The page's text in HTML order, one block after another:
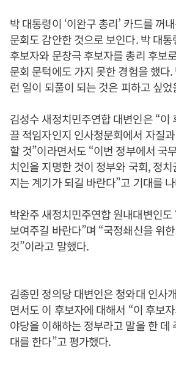
박 대통령이 ‘이완구 총리’ 카드를 꺼
문회도 감안한 것으로 보인다. 박 대
후보자와 문창극 후보자를 총리 후보
문회 문턱에도 가지 못한 경험을 했다
런 일이 되풀이 되는 것은 피하고 싶
김성수 새정치민주연합 대변인은 “이
끌 적임자인지 인사청문회에서 자질
할 것”이라면서도 “이번 정부에서 국
치인을 지명한 것이 정부와 국회, 정
지는 계기가 되길 바란다”고 기대를
박완주 새정치민주연합 원내대변인
보여주길 바란다”며 “국정쇄신을 위
것”이라고 말했다.
김종민 정의당 대변인은 청와대 인사
면서도 이 후보자에 대해서 “이 후보
야당을 이해하는 정부라고 말을 한 데
대를 한다”고 평가했다.